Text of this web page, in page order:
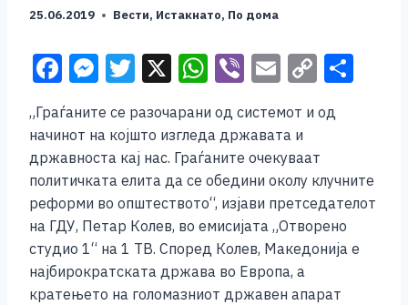
25.06.2019 Вести, Истакнато, По дома
F
a
c
e
b
o
o
k
M
ss
e
n
g
er
T
tt
er
X W
at
s
A
p
p
Vi
er
E
ai
l
C
p
y
Li
n
k
„Граѓаните се разочарани од системот и од
начинот на којшто изгледа државата и
државноста кај нас. Граѓаните очекуваат
политичката елита да се обедини околу клучните
реформи во општеството“, изјави претседателот
на ГДУ, Петар Колев, во емисијата „Отворено
студио 1“ на 1 ТВ. Според Колев, Македонија е
најбирократската држава во Европа, а
кратењето на голомазниот државен апарат